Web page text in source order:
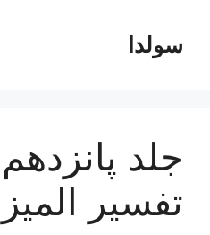
محتواسولدا
جلد
تفسیر